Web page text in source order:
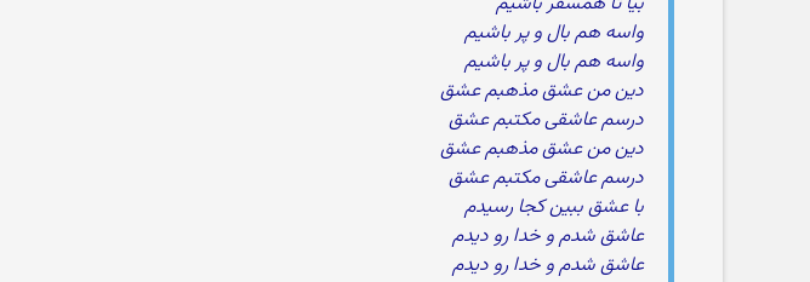
واسه هم بال و پر باشیم
واسه هم بال و پر باشیم
دین من عشق مذهبم عشق
درسم عاشقی مکتبم عشق
دین من عشق مذهبم عشق
درسم عاشقی مکتبم عشق
با عشق ببین کجا رسیدم
عاشق شدم و خدا رو دیدم
عاشق شدم و خدا رو دیدم